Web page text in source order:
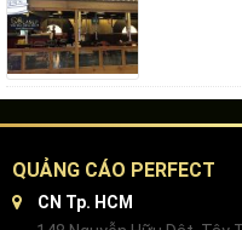
QUẢNG CÁO PERFECT
CN Tp. HCM